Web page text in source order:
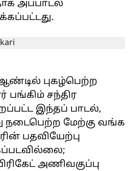
அப்பாடல்
புகழ்பெற்ற
பங்கிம் சந்திர
இந்தப் பாடல்,
நடைபெற்ற மேற்கு வங்க
பதவியேற்பு
அணிவகுப்பு